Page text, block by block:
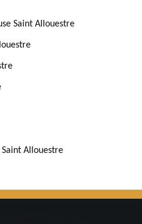
Saint Allouestre
Allouestre